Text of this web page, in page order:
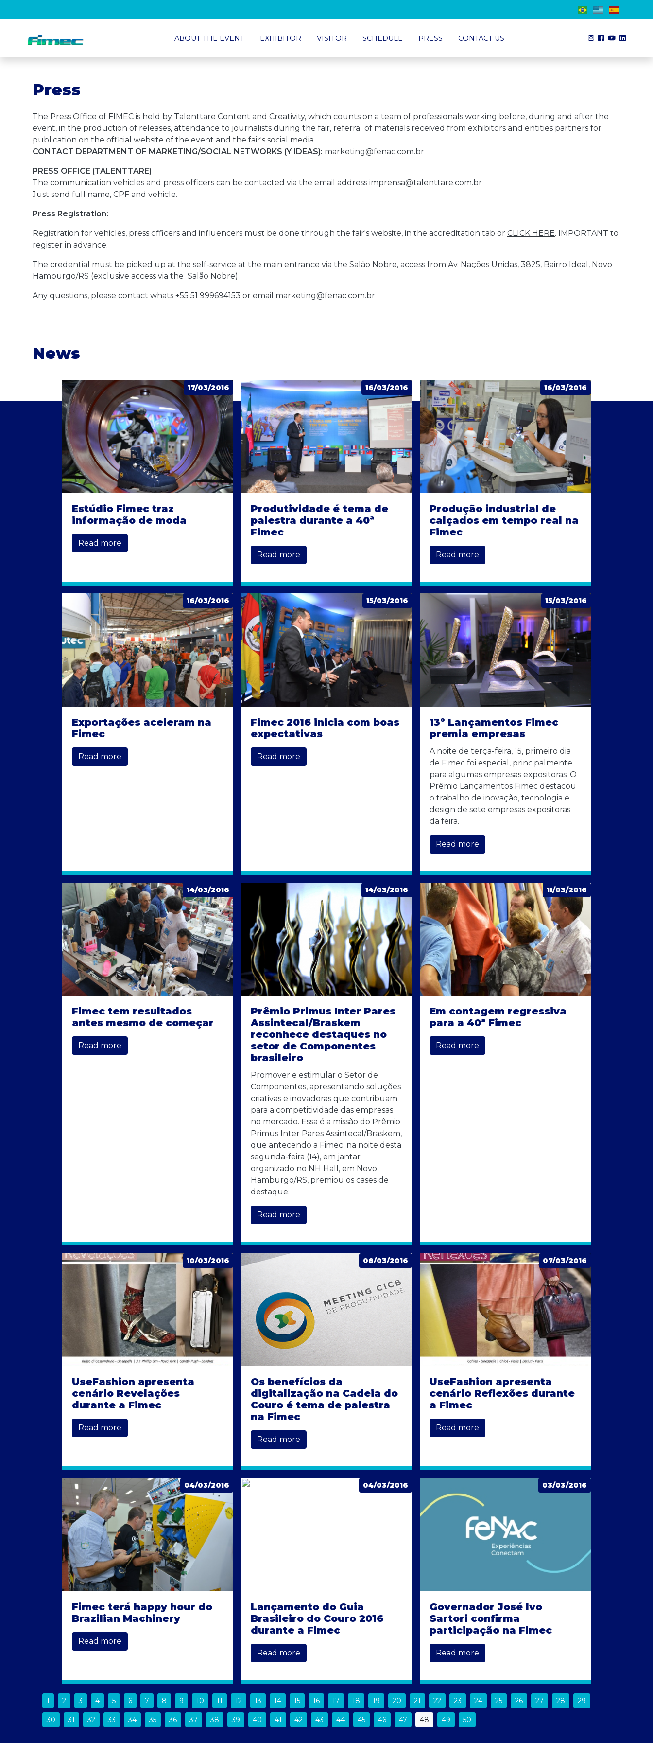
ABOUT THE EVENT EXHIBITOR VISITOR SCHEDULE PRESS CONTACT US
Press
The Press Office of FIMEC is held by Talenttare Content and Creativity, which counts on a team of professionals working before, during and after the
event, in the production of releases, attendance to journalists during the fair, referral of materials received from exhibitors and entities partners for
publication on the official website of the event and the fair's social media.
CONTACT DEPARTMENT OF MARKETING/SOCIAL NETWORKS (Y IDEAS): marketing@fenac.com.br
PRESS OFFICE (TALENTTARE)
The communication vehicles and press officers can be contacted via the email address imprensa@talenttare.com.br
Just send full name, CPF and vehicle.
Press Registration:
Registration for vehicles, press officers and influencers must be done through the fair's website, in the accreditation tab or CLICK HERE. IMPORTANT to
register in advance.
The credential must be picked up at the self-service at the main entrance via the Salão Nobre, access from Av. Nações Unidas, 3825, Bairro Ideal, Novo
Hamburgo/RS (exclusive access via the Salão Nobre)
Any questions, please contact whats +55 51 999694153 or email marketing@fenac.com.br
News
17/03/2016
Estúdio Fimec traz
informação de moda
Read more
16/03/2016
Produtividade é tema de
palestra durante a 40ª
Fimec
Read more
16/03/2016
Produção industrial de
calçados em tempo real na
Fimec
Read more
16/03/2016
Exportações aceleram na
Fimec
Read more
15/03/2016
Fimec 2016 inicia com boas
expectativas
Read more
15/03/2016
13º Lançamentos Fimec
premia empresas
A noite de terça-feira, 15, primeiro dia
de Fimec foi especial, principalmente
para algumas empresas expositoras. O
Prêmio Lançamentos Fimec destacou
o trabalho de inovação, tecnologia e
design de sete empresas expositoras
da feira.
Read more
14/03/2016
Fimec tem resultados
antes mesmo de começar
Read more
14/03/2016
Prêmio Primus Inter Pares
Assintecal/Braskem
reconhece destaques no
setor de Componentes
brasileiro
Promover e estimular o Setor de
Componentes, apresentando soluções
criativas e inovadoras que contribuam
para a competitividade das empresas
no mercado. Essa é a missão do Prêmio
Primus Inter Pares Assintecal/Braskem,
que antecendo a Fimec, na noite desta
segunda-feira (14), em jantar
organizado no NH Hall, em Novo
Hamburgo/RS, premiou os cases de
destaque.
Read more
11/03/2016
Em contagem regressiva
para a 40ª Fimec
Read more
10/03/2016
UseFashion apresenta
cenário Revelações
durante a Fimec
Read more
08/03/2016
Os benefícios da
digitalização na Cadeia do
Couro é tema de palestra
na Fimec
Read more
07/03/2016
UseFashion apresenta
cenário Reflexões durante
a Fimec
Read more
04/03/2016
Fimec terá happy hour do
Brazilian Machinery
Read more
04/03/2016
Lançamento do Guia
Brasileiro do Couro 2016
durante a Fimec
Read more
03/03/2016
Governador José Ivo
Sartori confirma
participação na Fimec
Read more
1 2 3 4 5 6 7 8 9 10 11 12 13 14 15 16 17 18 19 20 21 22 23 24 25 26 27 28 29
30 31 32 33 34 35 36 37 38 39 40 41 42 43 44 45 46 47 48 49 50